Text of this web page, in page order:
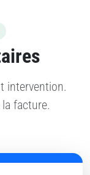
intervention.
facture.